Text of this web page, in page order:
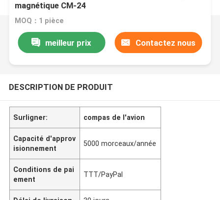
magnétique CM-24
MOQ：1 pièce
meilleur prix Contactez nous
DESCRIPTION DE PRODUIT
Surligner: compas de l'avion
Capacité d'approv
isionnement
5000 morceaux/année
Conditions de pai
ement
TTT/PayPal